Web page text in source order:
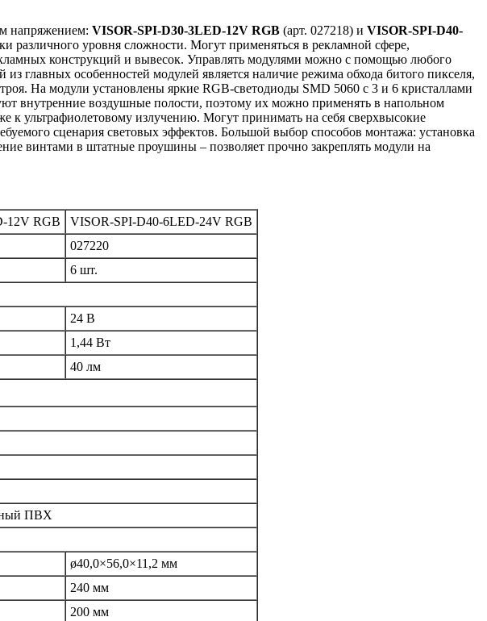
напряжением: VISOR-SPI-D30-3LED-12V RGB (арт. 027218) и VISOR-SPI-D40-
различного уровня сложности. Могут применяться в рекламной сфере,
конструкций и вывесок. Управлять модулями можно с помощью любого
особенностей модулей является наличие режима обхода битого пикселя,
На модули установлены яркие RGB-светодиоды SMD 5060 с 3 и 6 кристаллами
внутренние воздушные полости, поэтому их можно применять в напольном
ультрафиолетовому излучению. Могут принимать на себя сверхвысокие
сценария световых эффектов. Большой выбор способов монтажа: установка
винтами в штатные проушины – позволяет прочно закреплять модули на
12V RGB
VISOR-SPI-D40-6LED-24V RGB
027220
6 шт.
24 В
1,44 Вт
40 лм
ПВХ
ø40,0×56,0×11,2 мм
240 мм
200 мм